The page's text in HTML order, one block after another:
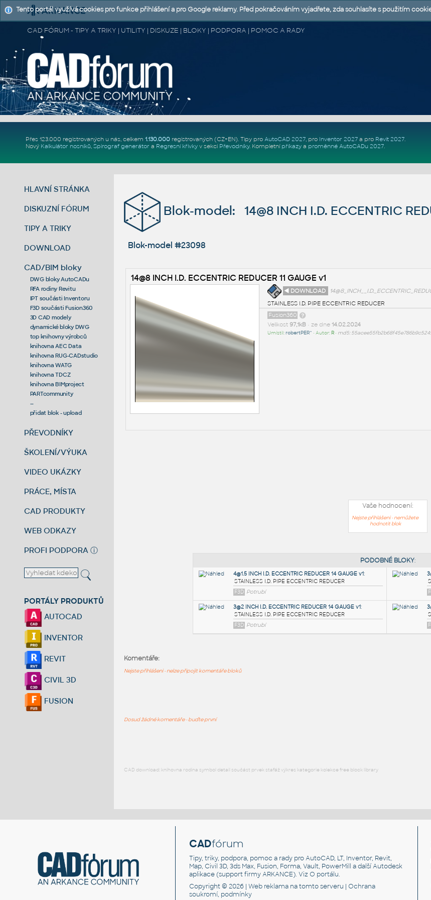
CAD FÓRUM - TIPY A TRIKY | UTILITY | DISKUZE | BLOKY | PODPORA | POMOC A RADY
Přes 123.000 registrovaných u nás, celkem 1.130.000registrovaných (CZ+EN). Tipy pro AutoCAD 2027, pro Inventor 2027a pro Revit 2027.
Nový Kalkulátor nosníků, Spirograf generátor a Regresní křivkyv sekci Převodníky. Kompletní příkazya proměnné AutoCADu 2027.
HLAVNÍ STRÁNKA
DISKUZNÍ FÓRUM
TIPY A TRIKY
DOWNLOAD
CAD/BIM bloky
DWG bloky AutoCADu
RFA rodiny Revitu
IPT součásti Inventoru
F3D součásti Fusion360
3D CAD modely
dynamické bloky DWG
top knihovny výrobců
knihovna AEC Data
knihovna RUG-CADstudio
knihovna WATG
knihovna TDCZ
knihovna BIMproject
PARTcommunity
--
přidat blok - upload
PŘEVODNÍKY
ŠKOLENÍ/VÝUKA
VIDEO UKÁZKY
PRÁCE, MÍSTA
CAD PRODUKTY
WEB ODKAZY
PROFI PODPORA ⓘ
PORTÁLY PRODUKTŮ
AUTOCAD
INVENTOR
REVIT
CIVIL 3D
FUSION
Blok-model: 14@8 INCH I.D. ECCENTRIC
Blok-model #23098
14@8 INCH I.D. ECCENTRIC REDUCER 11 GAUGE v1
◄ DOWNLOAD
STAINLESS I.D. PIPE ECCENTRIC REDUCER
Fusion360
Velikost 97,1kB• ze dne 14.02.2024
Umístil:robertPER^ • Autor: R• md5:
Vaše hodnocení:
Nejste přihlášeni - nemůžete
hodnotit blok
Komentáře:
Nejste přihlášeni - nelze připojit komentáře bloků
Dosud žádné komentáře - buďte první
CAD download: knihovna rodina symbol detail součást prvek stafáž výkres kategorie kolekce free block library
CADfórum
Tipy, triky, podpora, pomoc a rady pro AutoCAD, LT, Inventor, Revit,
Map, Civil 3D, 3ds Max, Fusion, Forma, Vault, PowerMill a další Autodesk
aplikace (support firmy ARKANCE). VizO portálu.
Copyright © 2026 |Web reklama na tomto serveru |Ochrana
soukromí, podmínky
Tento portál využívá cookies pro funkce přihlášení a pro Google reklamy. Před pokračováním vyjadřete, zda souhlasíte s použitím